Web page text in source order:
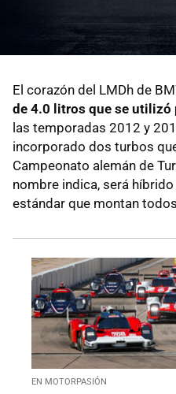
El corazón del LMDh de
de 4.0 litros que se utilizó
las temporadas 2012 y
incorporado dos turbos
Campeonato alemán de
nombre indica, será
estándar que montan
EN MOTORPASIÓN